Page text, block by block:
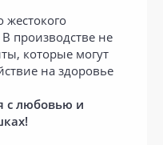
жестокого
производстве не
которые могут
на здоровье
с любовью и